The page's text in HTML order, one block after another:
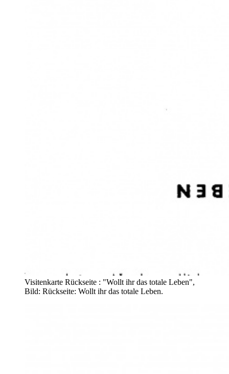
Visitenkarte Rückseite : "Wollt ihr das totale Leben",
Bild: Rückseite: Wollt ihr das totale Leben.